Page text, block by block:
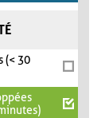
(< 30